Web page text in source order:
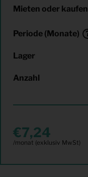
Mieten oder kaufen
Periode (Monate)
Lager
Anzahl
7,24